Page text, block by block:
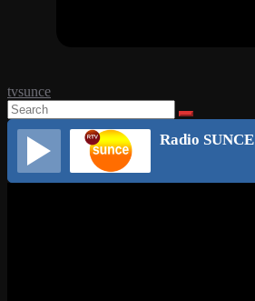
tvsunce
Radio SUNCE